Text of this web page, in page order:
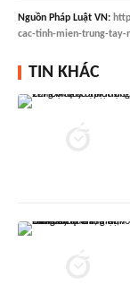
Nguồn Pháp Luật VN:
cac-tinh-mien-trung-tay-
TIN KHÁC